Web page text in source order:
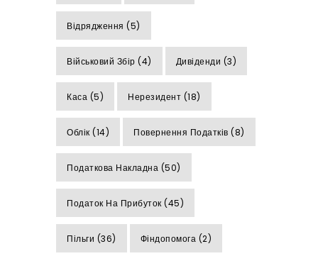
Відрядження (5)
Військовий Збір (4) Дивіденди (3)
Каса (5) Нерезидент (18)
Облік (14) Повернення Податків (8)
Податкова Накладна (50)
Податок На Прибуток (45)
Пільги (36) Фіндопомога (2)